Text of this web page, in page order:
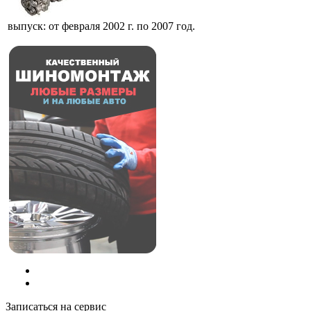
выпуск: от февраля 2002 г. по 2007 год.
Записаться на сервис